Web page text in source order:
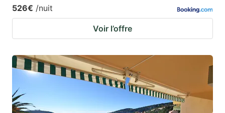
526€ /nuit
Voir l’offre